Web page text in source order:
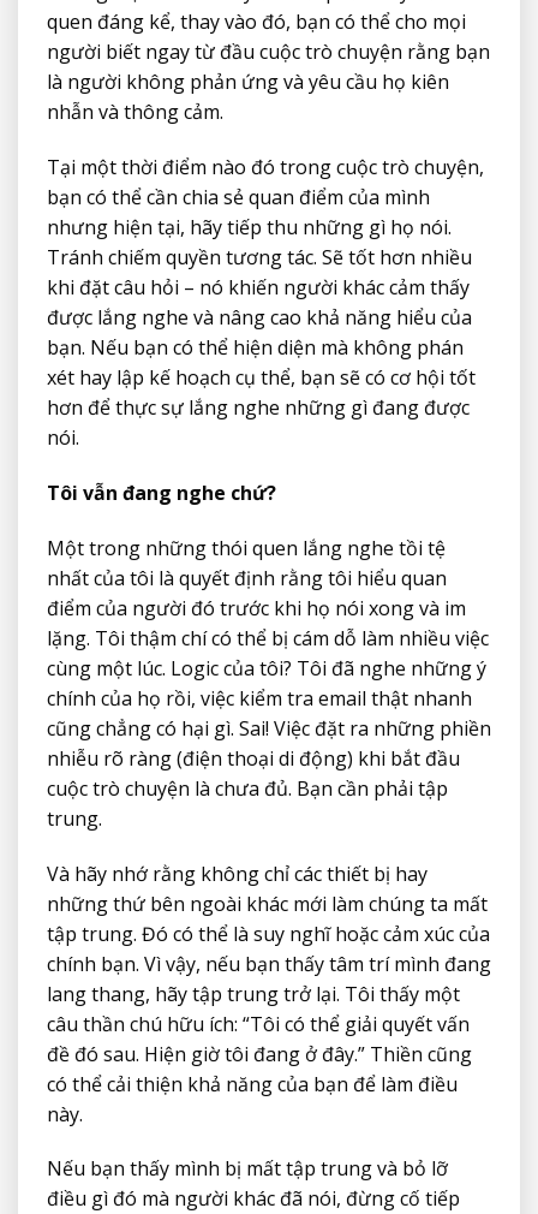
quen đáng kể, thay vào đó, bạn có thể cho mọi
người biết ngay từ đầu cuộc trò chuyện rằng bạn
là người không phản ứng và yêu cầu họ kiên
nhẫn và thông cảm.
Tại một thời điểm nào đó trong cuộc trò chuyện,
bạn có thể cần chia sẻ quan điểm của mình
nhưng hiện tại, hãy tiếp thu những gì họ nói.
Tránh chiếm quyền tương tác. Sẽ tốt hơn nhiều
khi đặt câu hỏi – nó khiến người khác cảm thấy
được lắng nghe và nâng cao khả năng hiểu của
bạn. Nếu bạn có thể hiện diện mà không phán
xét hay lập kế hoạch cụ thể, bạn sẽ có cơ hội tốt
hơn để thực sự lắng nghe những gì đang được
nói.
Tôi vẫn đang nghe chứ?
Một trong những thói quen lắng nghe tồi tệ
nhất của tôi là quyết định rằng tôi hiểu quan
điểm của người đó trước khi họ nói xong và im
lặng. Tôi thậm chí có thể bị cám dỗ làm nhiều việc
cùng một lúc. Logic của tôi? Tôi đã nghe những ý
chính của họ rồi, việc kiểm tra email thật nhanh
cũng chẳng có hại gì. Sai! Việc đặt ra những phiền
nhiễu rõ ràng (điện thoại di động) khi bắt đầu
cuộc trò chuyện là chưa đủ. Bạn cần phải tập
trung.
Và hãy nhớ rằng không chỉ các thiết bị hay
những thứ bên ngoài khác mới làm chúng ta mất
tập trung. Đó có thể là suy nghĩ hoặc cảm xúc của
chính bạn. Vì vậy, nếu bạn thấy tâm trí mình đang
lang thang, hãy tập trung trở lại. Tôi thấy một
câu thần chú hữu ích: “Tôi có thể giải quyết vấn
đề đó sau. Hiện giờ tôi đang ở đây.” Thiền cũng
có thể cải thiện khả năng của bạn để làm điều
này.
Nếu bạn thấy mình bị mất tập trung và bỏ lỡ
điều gì đó mà người khác đã nói, đừng cố tiếp